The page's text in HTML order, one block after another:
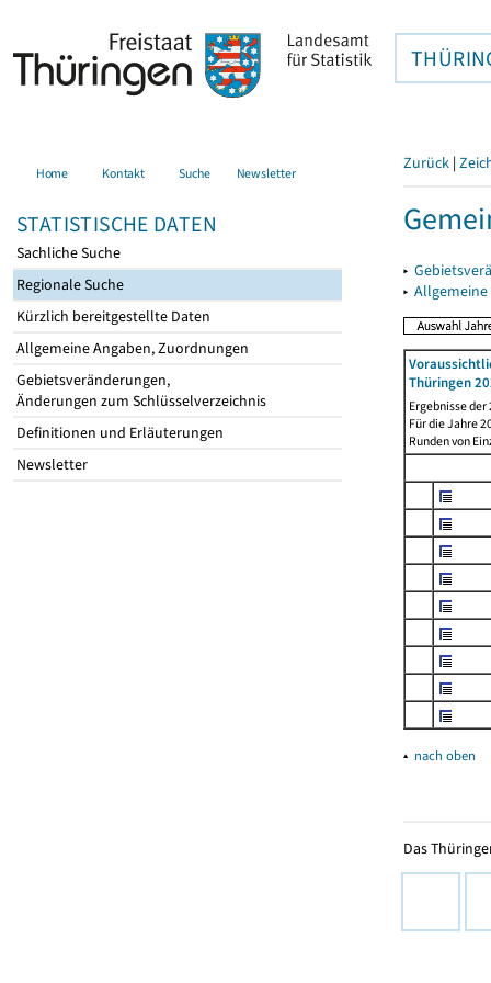
Home Kontakt Suche Newsletter
STATISTISCHE DATEN
Sachliche Suche
Regionale Suche
Kürzlich bereitgestellte Daten
Allgemeine Angaben, Zuordnungen
Gebietsveränderungen,
Änderungen zum Schlüsselverzeichnis
Definitionen und Erläuterungen
Newsletter
Zurück |
▸
▸
Thüringen
Ergebnisse
Für die Jahre
Runden von
▴ nach oben
Das